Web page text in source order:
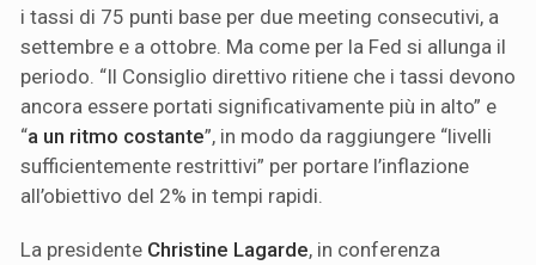
i tassi di 75 punti base per due meeting consecutivi, a
settembre e a ottobre. Ma come per la Fed si allunga il
periodo. “Il Consiglio direttivo ritiene che i tassi devono
ancora essere portati significativamente più in alto” e
“a un ritmo costante”, in modo da raggiungere “livelli
sufficientemente restrittivi” per portare l’inflazione
all’obiettivo del 2% in tempi rapidi.
La presidente Christine Lagarde, in conferenza